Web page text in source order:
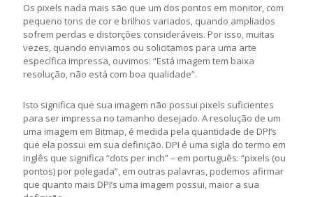
Os pixels nada mais são que um dos pontos em monitor, com
pequeno tons de cor e brilhos variados, quando ampliados
sofrem perdas e distorções consideráveis. Por isso, muitas
vezes, quando enviamos ou solicitamos para uma arte
específica impressa, ouvimos: “Está imagem tem baixa
resolução, não está com boa qualidade”.
Isto significa que sua imagem não possui pixels suficientes
para ser impressa no tamanho desejado. A resolução de um
uma imagem em Bitmap, é medida pela quantidade de DPI’s
que ela possui em sua definição. DPI é uma sigla do termo em
inglês que significa “dots per inch” – em português: “pixels (ou
pontos) por polegada”, em outras palavras, podemos afirmar
que quanto mais DPI’s uma imagem possui, maior a sua